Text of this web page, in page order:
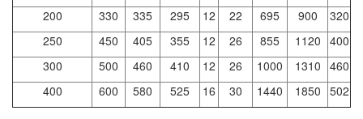
200
330 335 295 12 22 695 900
320
250
450 405 355 12 26 855 1120 400
300
500 460 410 12 26 1000 1310 460
400
600 580 525 16 30 1440 1850 502